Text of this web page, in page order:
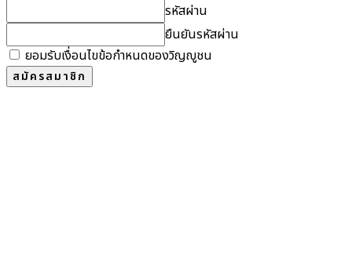
รหัสผ่าน
ยืนยันรหัสผ่าน
ยอมรับเงื่อนไขข้อกำหนดของวิญญูชน